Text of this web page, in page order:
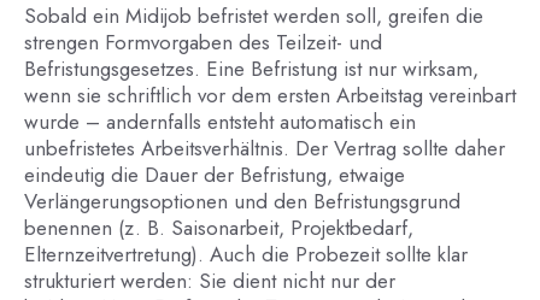
Sobald ein Midijob befristet werden soll, greifen die
strengen Formvorgaben des Teilzeit- und
Befristungsgesetzes. Eine Befristung ist nur wirksam,
wenn sie schriftlich vor dem ersten Arbeitstag vereinbart
wurde – andernfalls entsteht automatisch ein
unbefristetes Arbeitsverhältnis. Der Vertrag sollte daher
eindeutig die Dauer der Befristung, etwaige
Verlängerungsoptionen und den Befristungsgrund
benennen (z. B. Saisonarbeit, Projektbedarf,
Elternzeitvertretung). Auch die Probezeit sollte klar
strukturiert werden: Sie dient nicht nur der